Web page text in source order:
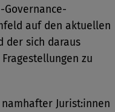
Governance-
auf den aktuellen
der sich daraus
zu
Jurist:innen